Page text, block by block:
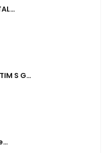
3-
Crème
S GEL